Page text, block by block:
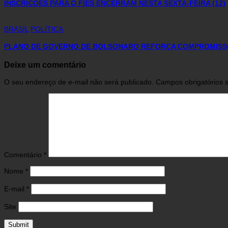
INSCRIÇÕES PARA O FIES ENCERRAM NESTA SEXTA-FEIRA (12)
BRASIL POLÍTICA
PLANO DE GOVERNO DE BOLSONARO REFORÇA
Deixe um comentário
O seu endereço de e-mail não será publicado. Campos obrigatórios
Comentário *
Nome *
E-mail *
Site